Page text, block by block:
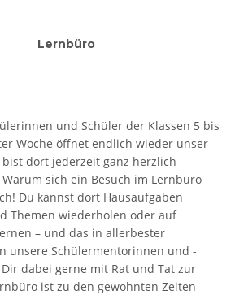
Lernbüro
und Schüler der Klassen 5 bis
Woche öffnet endlich wieder unser
dort jederzeit ganz herzlich
Warum sich ein Besuch im Lernbüro
Du kannst dort Hausaufgaben
Themen wiederholen oder auf
– und das in allerbester
unsere Schülermentorinnen und -
dabei gerne mit Rat und Tat zur
ist zu den gewohnten Zeiten